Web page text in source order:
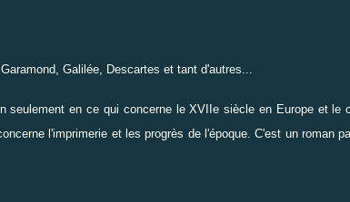
Galilée, Descartes et tant d'autres...
seulement en ce qui concerne le XVIIe siècle en Europe et le
l'imprimerie et les progrès de l'époque. C'est un roman